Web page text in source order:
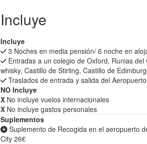
Incluye
Incluye
3 Noches en media pensión/ 6 noche en
Entradas a un colegio de Oxford, Runias
whisky, Castillo de Stirling, Castillo de
Traslados de entrada y salida del
NO Incluye
X No incluye vuelos internacionales
X No incluye gastos personales
Suplementos
Suplemento de Recogida en el aeropuerto
City 26€